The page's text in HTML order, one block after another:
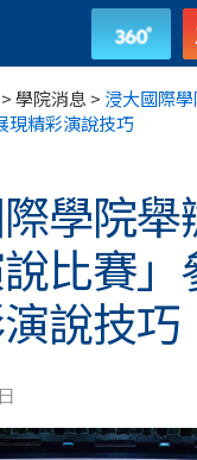
>學院消息 > 浸大國際
現精彩演說技巧
學院舉
比賽」
說技巧